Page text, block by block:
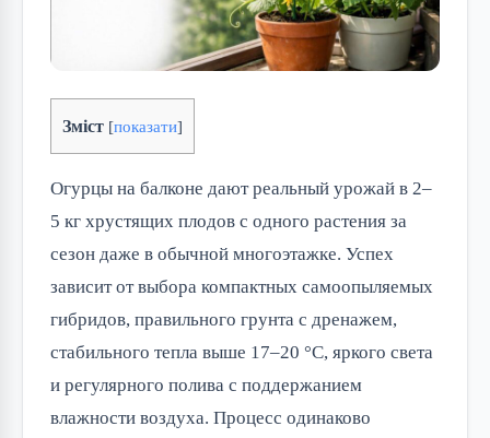
Зміст [показати]
Огурцы на балконе дают реальный урожай в 2–
5 кг хрустящих плодов с одного растения за
сезон даже в обычной многоэтажке. Успех
зависит от выбора компактных самоопыляемых
гибридов, правильного грунта с дренажем,
стабильного тепла выше 17–20 °C, яркого света
и регулярного полива с поддержанием
влажности воздуха. Процесс одинаково